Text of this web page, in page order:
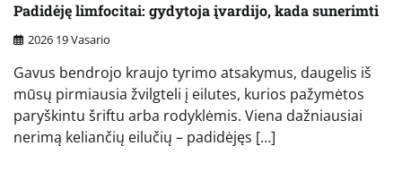
Padidėję limfocitai: gydytoja įvardijo, kada sunerimti
2026 19 Vasario
Gavus bendrojo kraujo tyrimo atsakymus, daugelis iš
mūsų pirmiausia žvilgteli į eilutes, kurios pažymėtos
paryškintu šriftu arba rodyklėmis. Viena dažniausiai
nerimą keliančių eilučių – padidėjęs […]